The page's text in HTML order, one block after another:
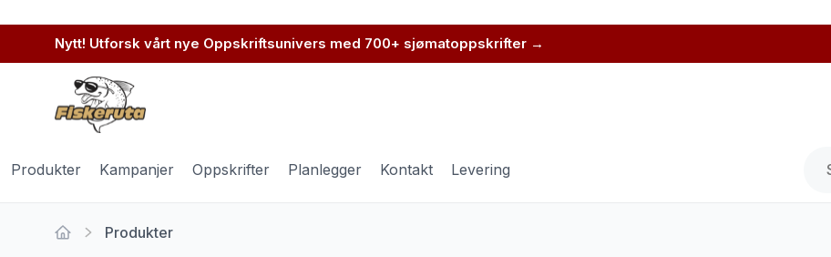
Nytt! Utforsk vårt nye Oppskriftsunivers med 700+ sjømatoppskrifter →
Produkter Kampanjer Oppskrifter Planlegger Kontakt Levering
Produkter